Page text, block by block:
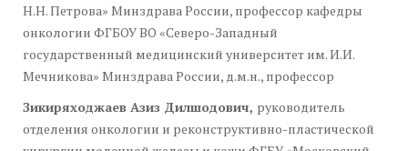
Н.Н. Петрова» Минздрава России, профессор кафедры
онкологии ФГБОУ ВО «Северо-Западный
государственный медицинский университет им. И.И.
Мечникова» Минздрава России, д.м.н., профессор
Зикиряходжаев Азиз Дилшодович, руководитель
отделения онкологии и реконструктивно-пластической